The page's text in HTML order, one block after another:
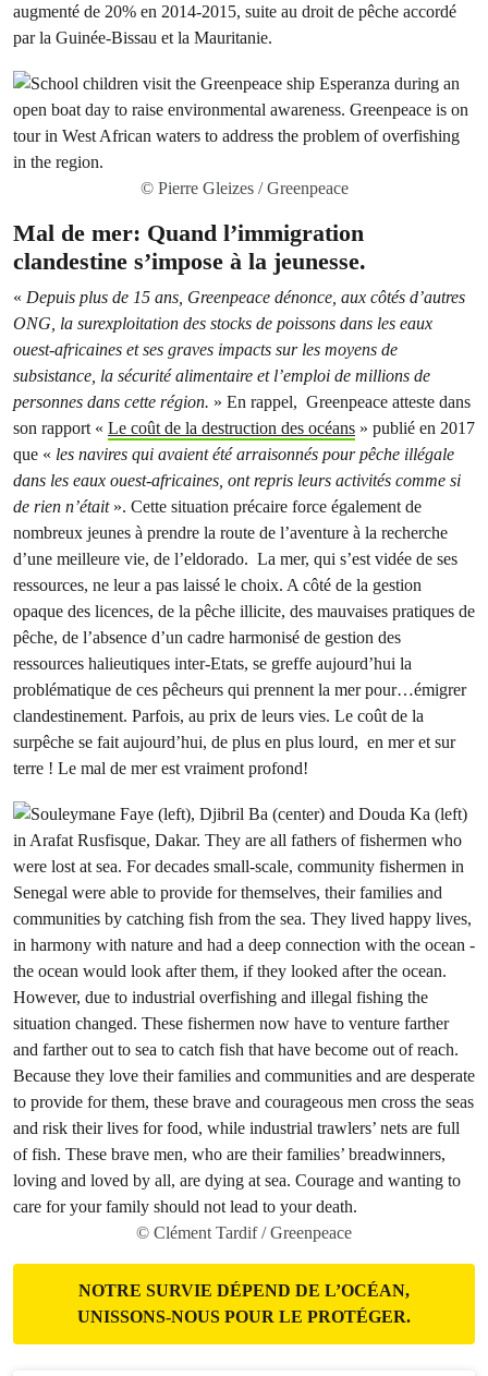
augmenté de 20% en 2014-2015, suite au droit de pêche accordé
par la Guinée-Bissau et la Mauritanie.
© Pierre Gleizes / Greenpeace
Mal de mer: Quand l’immigration
clandestine s’impose à la jeunesse.
« Depuis plus de 15 ans, Greenpeace dénonce, aux côtés d’autres
ONG, la surexploitation des stocks de poissons dans les eaux
ouest-africaines et ses graves impacts sur les moyens de
subsistance, la sécurité alimentaire et l’emploi de millions de
personnes dans cette région. » En rappel, Greenpeace atteste dans
son rapport « Le coût de la destruction des océans » publié en 2017
que « les navires qui avaient été arraisonnés pour pêche illégale
dans les eaux ouest-africaines, ont repris leurs activités comme si
de rien n’était». Cette situation précaire force également de
nombreux jeunes à prendre la route de l’aventure à la recherche
d’une meilleure vie, de l’eldorado. La mer, qui s’est vidée de ses
ressources, ne leur a pas laissé le choix. A côté de la gestion
opaque des licences, de la pêche illicite, des mauvaises pratiques de
pêche, de l’absence d’un cadre harmonisé de gestion des
ressources halieutiques inter-Etats, se greffe aujourd’hui la
problématique de ces pêcheurs qui prennent la mer pour…émigrer
clandestinement. Parfois, au prix de leurs vies. Le coût de la
surpêche se fait aujourd’hui, de plus en plus lourd, en mer et sur
terre ! Le mal de mer est vraiment profond!
© Clément Tardif / Greenpeace
NOTRE SURVIE DÉPEND DE L’OCÉAN,
UNISSONS-NOUS POUR LE PROTÉGER.